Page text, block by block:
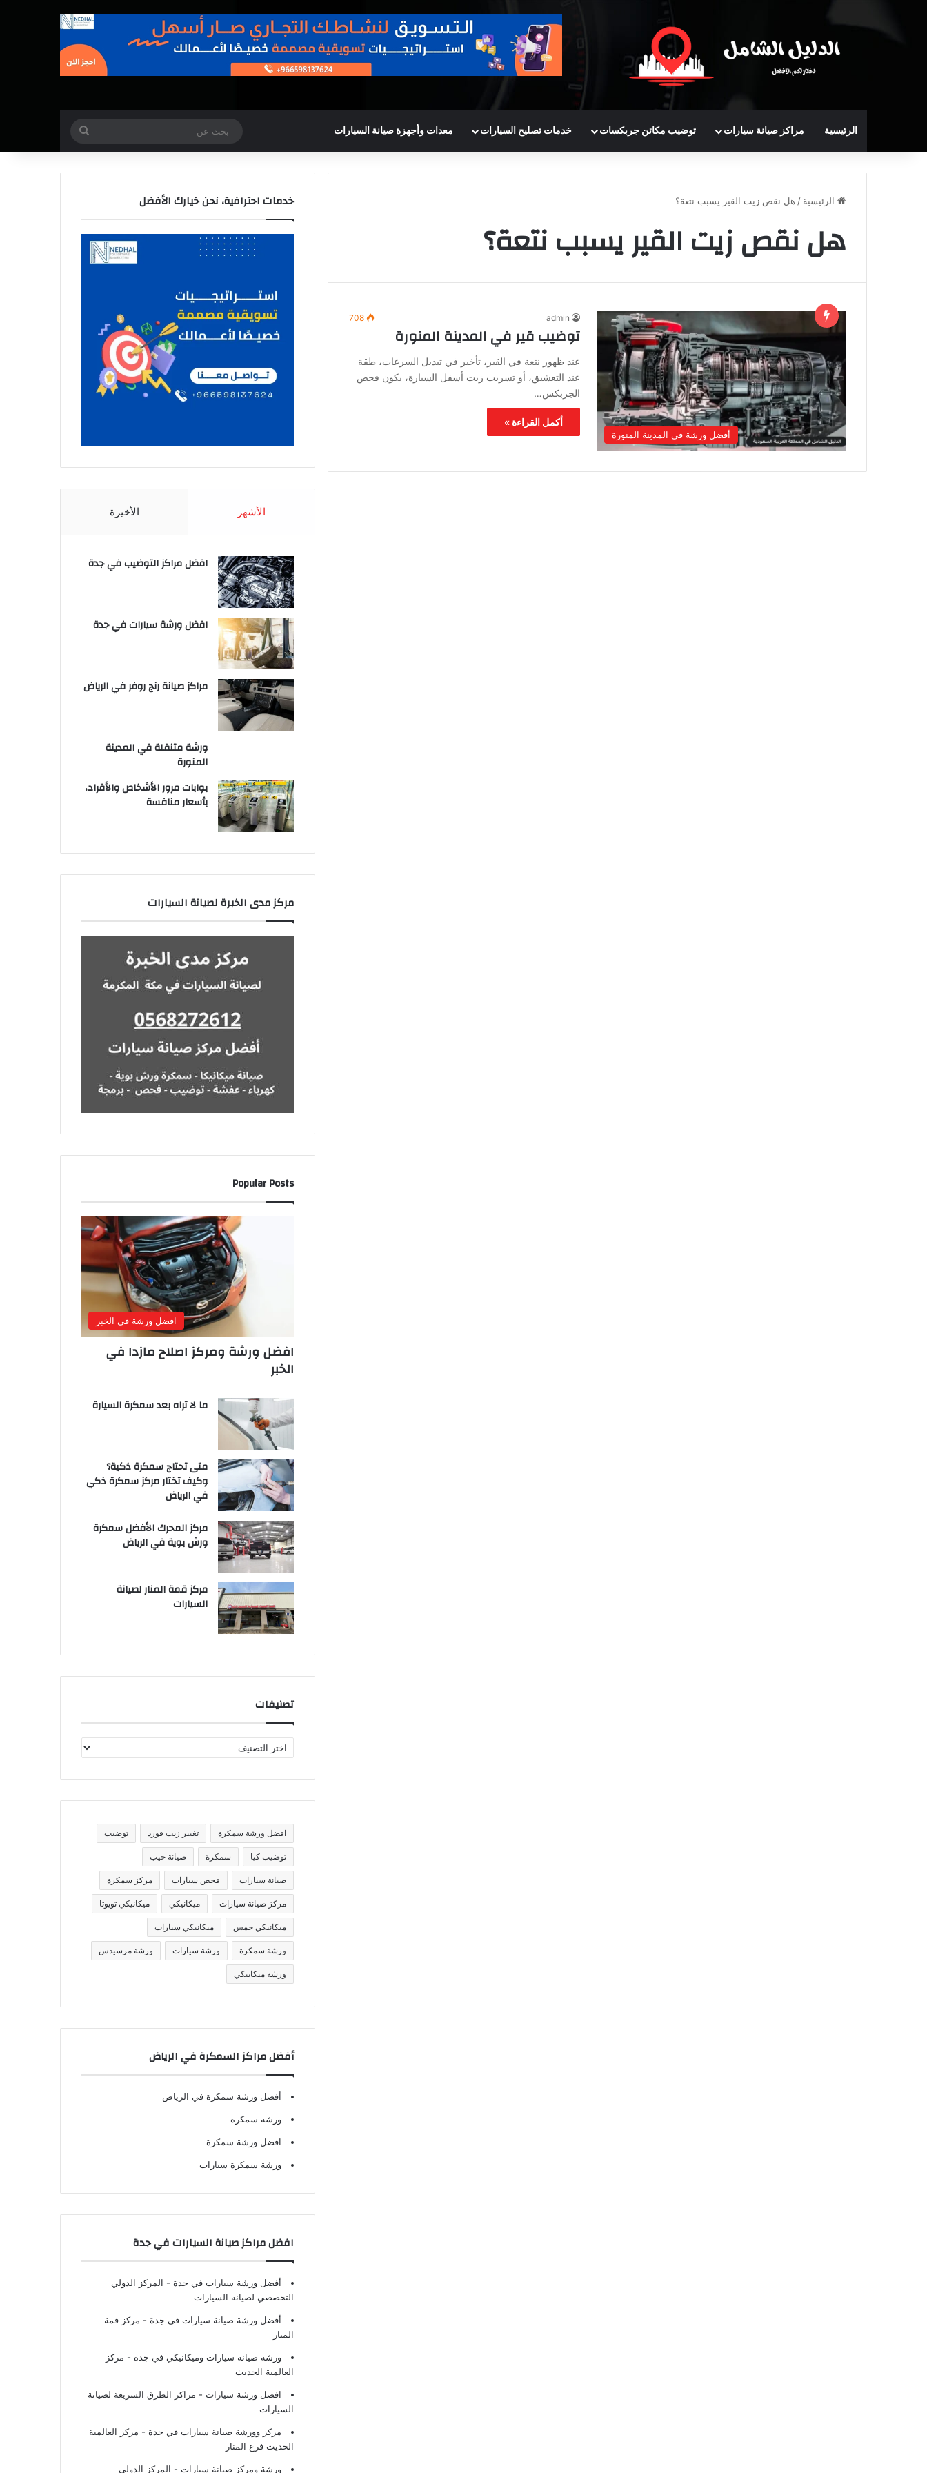
الرئيسية مراكز صيانة سيارات توضيب مكائن جربكسات خدمات تصليح السيارات معدات وأجهزة صيانة السيارات
عن
الرئيسية / هل نقص زيت القير يسبب نتعة؟
هل نقص زيت القير يسبب نتعة؟
أفضل ورشة في المدينة المنورة
admin
708
توضيب قير في المدينة المنورة
عند ظهور نتعة في القير، تأخير في تبديل السرعات، طقة
عند التعشيق، أو تسريب زيت أسفل السيارة، يكون فحص
الجربكس…
أكمل القراءة »
خدمات احترافية، نحن خيارك الأفضل
الأشهر الأخيرة
افضل مراكز التوضيب في جدة
افضل ورشة سيارات في جدة
مراكز صيانة رنج روفر في الرياض
ورشة متنقلة في المدينة
المنورة
بوابات مرور الأشخاص والأفراد،
بأسعار منافسة
مركز مدى الخبرة لصيانة السيارات
Popular Posts
افضل ورشة في الخبر
افضل ورشة ومركز اصلاح مازدا في
الخبر
ما لا تراه بعد سمكرة السيارة
متى تحتاج سمكرة ذكية؟
وكيف تختار مركز سمكرة ذكي
في الرياض
مركز المحرك الأفضل سمكرة
ورش بوية في الرياض
مركز قمة المنار لصيانة
السيارات
تصنيفات
ص
ف
تافضل ورشة سمكرة تغيير زيت فورد توضيب
توضيب كيا سمكرة صيانة جيب
صيانة سيارات فحص سيارات مركز سمكرة
مركز صيانة سيارات ميكانيكي ميكانيكي تويوتا
ميكانيكي جمس ميكانيكي سيارات
ورشة سمكرة ورشة سيارات ورشة مرسيدس
ورشة ميكانيكي
أفضل مراكز السمكرة في الرياض
أفضل ورشة سمكرة في الرياض
ورشة سمكرة
افضل ورشة سمكرة
ورشة سمكرة سيارات
افضل مراكز صيانة السيارات في جدة
أفضل ورشة سيارات في جدة - المركز الدولي
التخصصي لصيانة السيارات
أفضل ورشة صيانة سيارات في جدة - مركز قمة
المنار
ورشة صيانة سيارات وميكانيكي في جدة - مركز
العالمية الحديث
افضل ورشة سيارات - مراكز الطرق السريعة لصيانة
السيارات
مركز وورشة صيانة سيارات في جدة - مركز العالمية
الحديث فرع المنار
ورشة ومركز صيانة سيارات - المركز الدولي